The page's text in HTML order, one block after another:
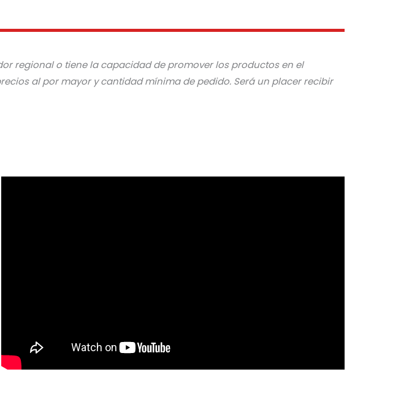
regional o tiene la capacidad de promover los productos en el
al por mayor y cantidad mínima de pedido. Será un placer recibir